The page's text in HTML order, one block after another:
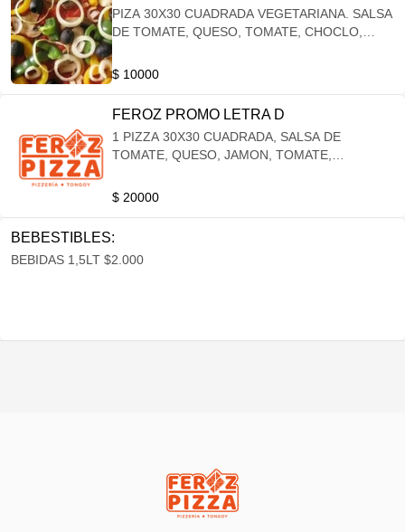
PIZA 30X30 CUADRADA VEGETARIANA. SALSA
DE TOMATE, QUESO, TOMATE, CHOCLO,
$ 10000
FEROZ PROMO LETRA D
1 PIZZA 30X30 CUADRADA, SALSA DE
TOMATE, QUESO, JAMON, TOMATE,
DE TOMATE, QUESO, CHOCLO, TOMATE,
$ 20000
BEBESTIBLES:
BEBIDAS 1,5LT $2.000